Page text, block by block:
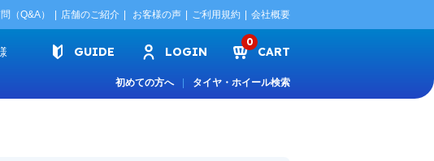
（Q&A） 店舗のご紹介 お客様の声 ご利用規約 会社概要
GUIDE LOGIN
0
CART
初めての方へ タイヤ・ホイール検索